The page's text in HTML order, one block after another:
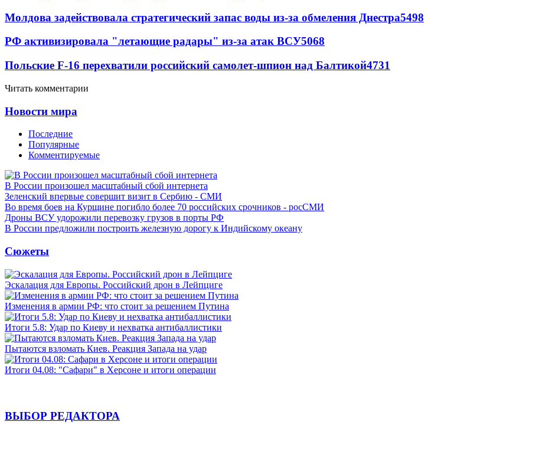
Молдова задействовала стратегический запас воды из-за обмеления Днестра5498
РФ активизировала "летающие радары" из-за атак ВСУ5068
Польские F-16 перехватили российский самолет-шпион над Балтикой4731
Читать комментарии
Новости мира
Последние
Популярные
Комментируемые
В России произошел масштабный сбой интернета
Зеленский впервые совершит визит в Сербию - СМИ
Во время боев на Курщине погибло более 70 российских срочников - росСМИ
Дроны ВСУ удорожили перевозку грузов в порты РФ
В России предложили построить железную дорогу к Индийскому океану
Сюжеты
Эскалация для Европы. Российский дрон в Лейпциге
Изменения в армии РФ: что стоит за решением Путина
Итоги 5.8: Удар по Киеву и нехватка антибаллистики
Пытаются взломать Киев. Реакция Запада на удар
Итоги 04.08: "Сафари" в Херсоне и итоги операции
ВЫБОР РЕДАКТОРА